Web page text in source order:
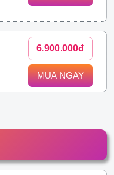
6.900.000đ
MUA NGAY